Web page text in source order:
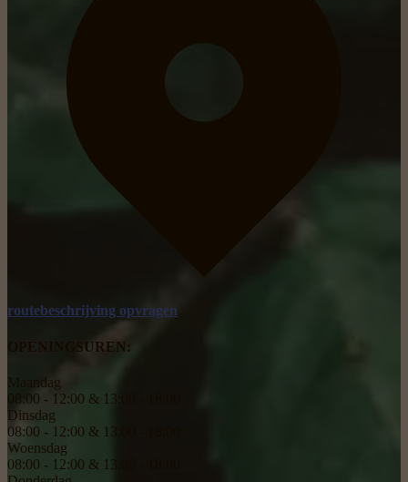
routebeschrijving opvragen
OPENINGSUREN:
Maandag
08:00 - 12:00 & 13:00 - 18:00
Dinsdag
08:00 - 12:00 & 13:00 - 18:00
Woensdag
08:00 - 12:00 & 13:00 - 18:00